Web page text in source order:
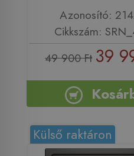
Azonosító:
Cikkszám:
49 900 Ft 39
Külső raktáron